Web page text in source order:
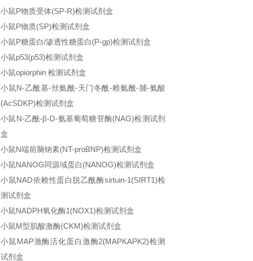
小鼠P物质受体(SP-R)检测试剂盒
小鼠P物质(SP)检测试剂盒
小鼠P糖蛋白/渗透性糖蛋白(P-gp)检测试剂盒
小鼠p53(p53)检测试剂盒
小鼠opiorphin 检测试剂盒
小鼠N-乙酰基-丝氨酰-天门冬酰-赖氨酰-脯-氨酸
(AcSDKP)检测试剂盒
小鼠N-乙酰-β-D-氨基葡萄糖苷酶(NAG)检测试剂
盒
小鼠N端前脑钠素(NT-proBNP)检测试剂盒
小鼠NANOG同源域蛋白(NANOG)检测试剂盒
小鼠NAD依赖性蛋白脱乙酰酶sirtuin-1(SIRT1)检
测试剂盒
小鼠NADPH氧化酶1(NOX1)检测试剂盒
小鼠M型肌酸激酶(CKM)检测试剂盒
小鼠MAP激酶活化蛋白激酶2(MAPKAPK2)检测
试剂盒